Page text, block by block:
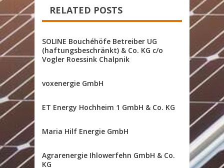
RELATED POSTS
SOLINE Bouchéhöfe Betreiber UG
(haftungsbeschränkt) & Co. KG c/o
Vogler Roessink Chalpnik
voxenergie GmbH
ET Energy Hochheim 1 GmbH & Co. KG
Maria Hilf Energie GmbH
Agrarenergie Ihlowerfehn GmbH & Co.
KG